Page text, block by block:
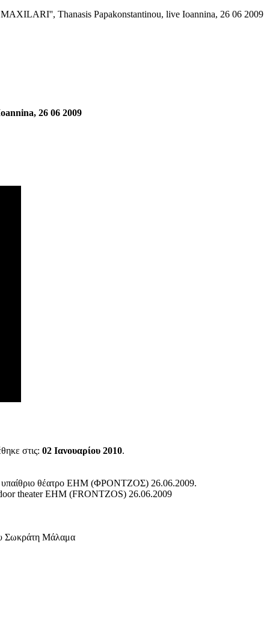
Thanasis Papakonstantinou, live Ioannina, 26 06 2009
26 06 2009
στις: 02 Ιανουαρίου 2010.
υπαίθριο θέατρο ΕΗΜ (ΦΡΟΝΤΖΟΣ) 26.06.2009.
theater EHM (FRONTZOS) 26.06.2009
Σωκράτη Μάλαμα